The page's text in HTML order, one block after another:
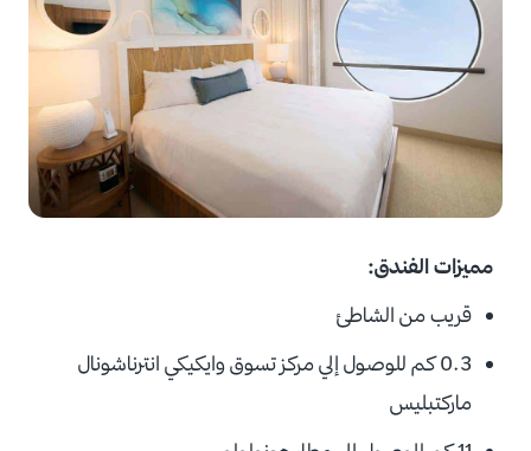
مميزات الفندق:
قريب من الشاطئ
0.3 كم للوصول إلي مركز تسوق وايكيكي انترناشونال
ماركتبليس